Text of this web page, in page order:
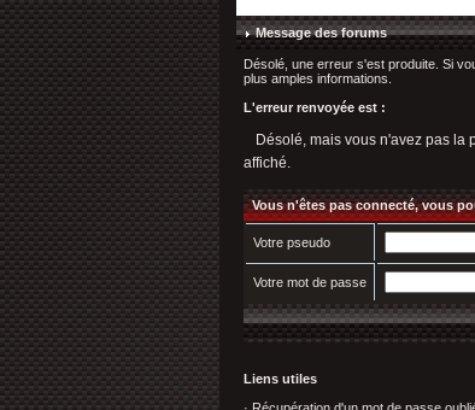
Message des forums
Désolé, une erreur s'est produite. Si
plus amples informations.
L'erreur renvoyée est :
Désolé, mais vous n'avez pas la
affiché.
Vous n'êtes pas connecté, vous
Votre pseudo
Votre mot de passe
Liens utiles